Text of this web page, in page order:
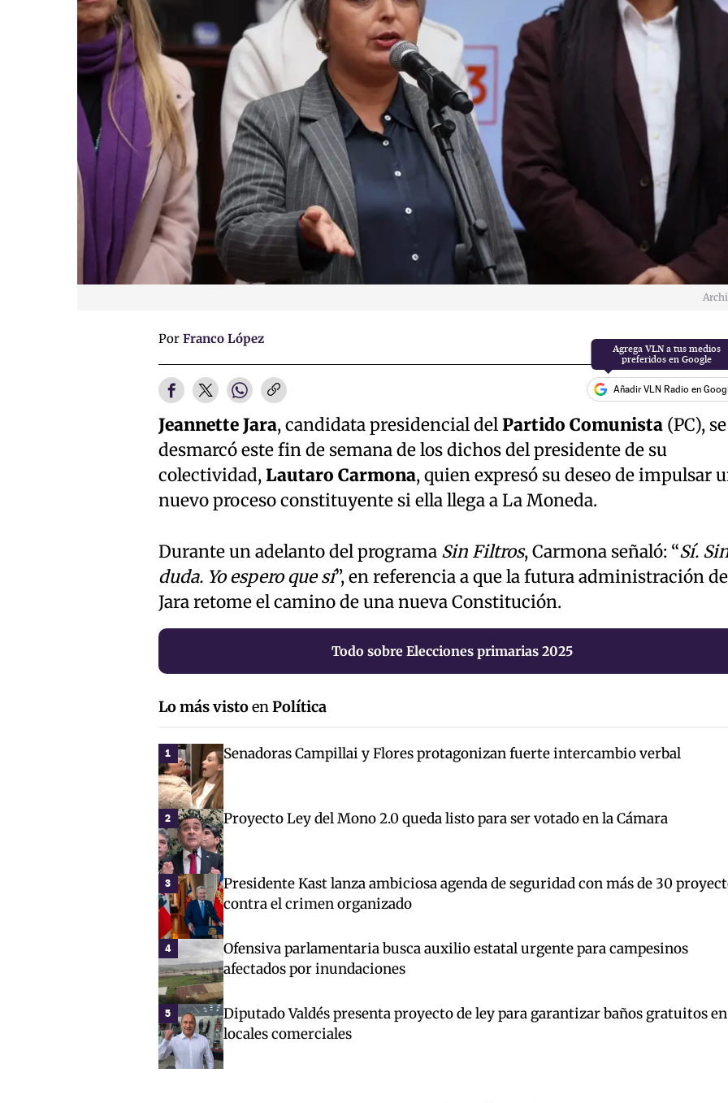
Por Franco López
Añadir VLN Radio en
Jeannette Jara, candidata presidencial delPartido Comunista(PC), se
desmarcó este fin de semana de los dichos del presidente de su
colectividad,Lautaro Carmona, quien expresó su deseo de impulsar
nuevo proceso constituyente si ella llega a La Moneda.
Durante un adelanto del programa Sin Filtros, Carmona señaló: “Sí.
duda. Yo espero que sí”, en referencia a que la futura administración de
Jara retome el camino de una nueva Constitución.
Todo sobre Elecciones primarias 2025
Lo más vistoenPolítica
1 Senadoras Campillai y Flores protagonizan fuerte intercambio verbal
2 Proyecto Ley del Mono 2.0 queda listo para ser votado en la Cámara
3
Presidente Kast lanza ambiciosa agenda de seguridad con más de 30
contra el crimen organizado
4
Ofensiva parlamentaria busca auxilio estatal urgente para campesinos
afectados por inundaciones
5
Diputado Valdés presenta proyecto de ley para garantizar baños gratuitos en
locales comerciales